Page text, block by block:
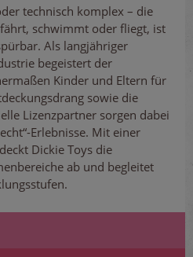
technisch komplex – die
schwimmt oder fliegt, ist
Als langjähriger
begeistert der
Kinder und Eltern für
sowie die
Lizenzpartner sorgen dabei
Erlebnisse. Mit einer
Dickie Toys die
ab und begleitet